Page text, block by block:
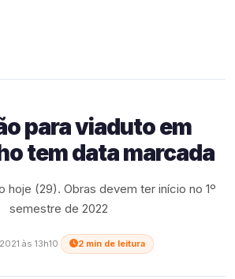
para viaduto em
tem data marcada
hoje (29). Obras devem ter início no 1º
semestre de 2022
às 13h10 2 min de leitura